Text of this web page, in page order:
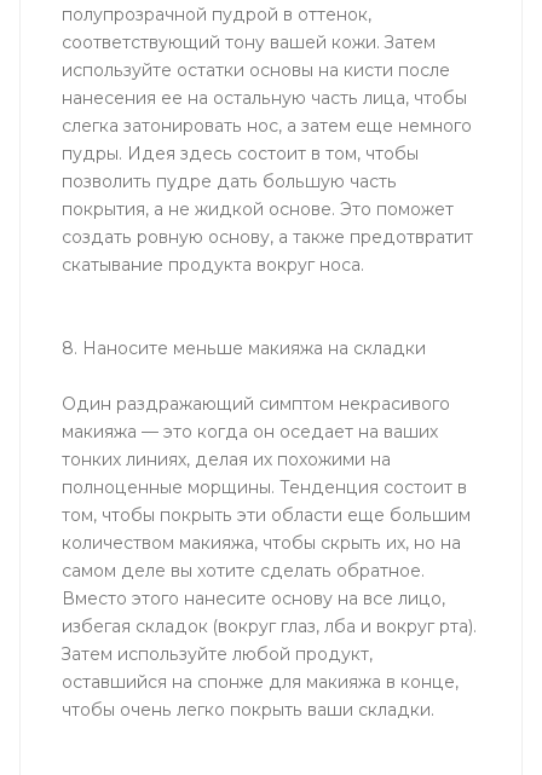
полупрозрачной пудрой в оттенок,
соответствующий тону вашей кожи. Затем
используйте остатки основы на кисти после
нанесения ее на остальную часть лица, чтобы
слегка затонировать нос, а затем еще немного
пудры. Идея здесь состоит в том, чтобы
позволить пудре дать большую часть
покрытия, а не жидкой основе. Это поможет
создать ровную основу, а также предотвратит
скатывание продукта вокруг носа.
8. Наносите меньше макияжа на складки
Один раздражающий симптом некрасивого
макияжа — это когда он оседает на ваших
тонких линиях, делая их похожими на
полноценные морщины. Тенденция состоит в
том, чтобы покрыть эти области еще большим
количеством макияжа, чтобы скрыть их, но на
самом деле вы хотите сделать обратное.
Вместо этого нанесите основу на все лицо,
избегая складок (вокруг глаз, лба и вокруг рта).
Затем используйте любой продукт,
оставшийся на спонже для макияжа в конце,
чтобы очень легко покрыть ваши складки.